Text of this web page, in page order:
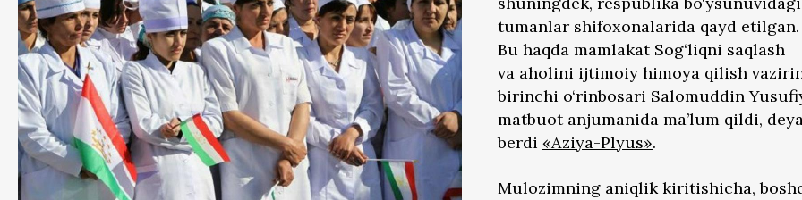
tumanlar shifoxonalarida qayd etilgan.
Bu haqda mamlakat Sog‘liqni saqlash
va aholini ijtimoiy himoya qilish
birinchi o‘rinbosari Salomuddin
matbuot anjumanida ma’lum qildi,
berdi «Aziya-Plyus».
Mulozimning aniqlik kiritishicha,